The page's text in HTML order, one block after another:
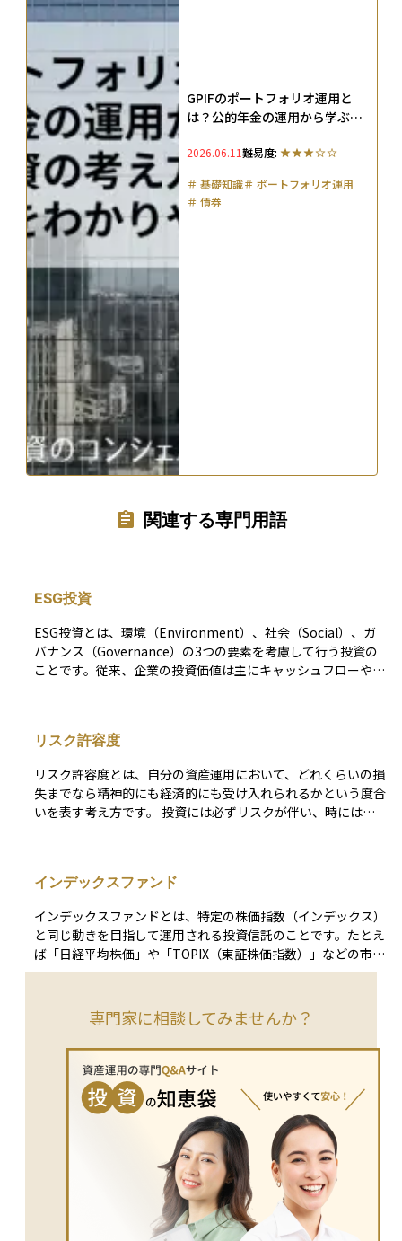
GPIFのポートフォリオ運用と
は？公的年金の運用から学ぶ投
やすく解説
2026.06.11難易度:
＃ 基礎知識＃ ポートフォリオ運用
＃ 債券
関連する専門用語
ESG投資
ESG投資とは、環境（Environment）、社会（Social）、ガ
バナンス（Governance）の3つの要素を考慮して行う投資の
ことです。従来、企業の投資価値は主にキャッシュフローや利
念は、2006年に国連が機関投資家向けに「責任投資原則（PR
投資プロセスに組み込むことで、長期的なリスクを抑えながら
持続可能なリターンの向上が期待されます。特に、ESGに積極
的に取り組む企業は、規制対応力やブランド価値の向上につな
リスク許容度
リスク許容度とは、自分の資産運用において、どれくらいの損
失までなら精神的にも経済的にも受け入れられるかという度合
いを表す考え方です。 投資には必ずリスクが伴い、時には資
齢、収入、資産の状況、投資経験、投資の目的などによって人
品にも挑戦できますが、低い人は安定性の高い商品を選ぶほう
が安心です。自分のリスク許容度を正しく理解することで、無
理のない投資計画を立てることができます。
インデックスファンド
インデックスファンドとは、特定の株価指数（インデックス）
と同じ動きを目指して運用される投資信託のことです。たとえ
ば「日経平均株価」や「TOPIX（東証株価指数）」などの市場
全体の動きを示す指数に連動するように設計されています。こ
散投資ができるのが特徴です。また、運用の手間が少ないた
め、手数料が比較的安いことも魅力の一つです。投資初心者に
とっては、安定した長期運用の第一歩として選びやすいファン
ドの一つです。
専門家に相談してみませんか？